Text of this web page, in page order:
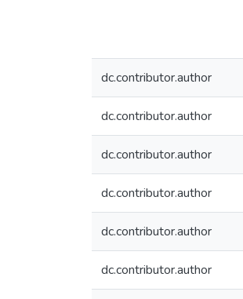
dc.contributor.author
dc.contributor.author
dc.contributor.author
dc.contributor.author
dc.contributor.author
dc.contributor.author